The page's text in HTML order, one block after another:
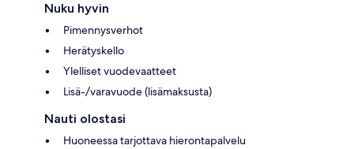
Nuku hyvin
Pimennysverhot
Herätyskello
Ylelliset vuodevaatteet
Lisä-/varavuode (lisämaksusta)
Nauti olostasi
Huoneessa tarjottava hierontapalvelu